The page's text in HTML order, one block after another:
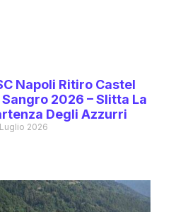
Napoli Ritiro Castel
Sangro 2026 – Slitta La
Degli Azzurri
2026